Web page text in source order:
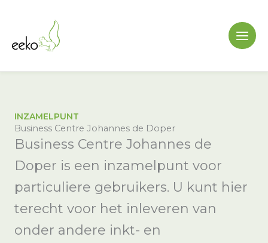
inhoud
INZAMELPUNT
Business Centre Johannes de Doper
Business Centre Johannes de
Doper is een inzamelpunt voor
particuliere gebruikers. U kunt hier
terecht voor het inleveren van
onder andere inkt- en